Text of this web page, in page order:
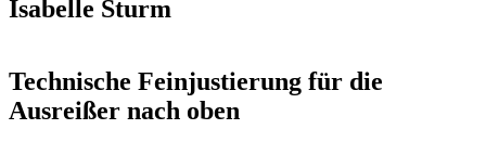
Isabelle Sturm
Technische Feinjustierung für die
Ausreißer nach oben